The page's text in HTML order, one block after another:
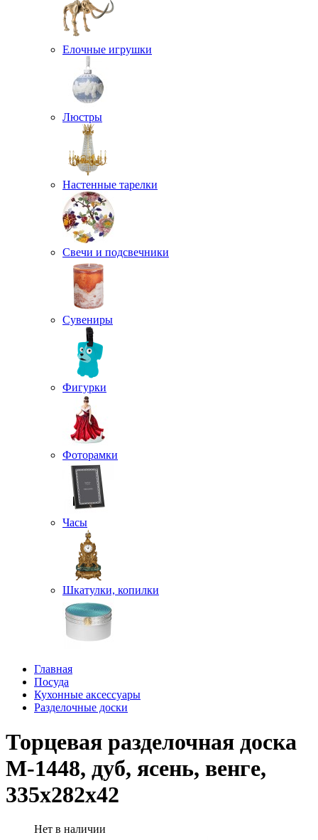
Елочные игрушки
Люстры
Настенные тарелки
Свечи и подсвечники
Сувениры
Фигурки
Фоторамки
Часы
Шкатулки, копилки
Главная
Посуда
Кухонные аксессуары
Разделочные доски
Торцевая разделочная доска
М-1448, дуб, ясень, венге,
335х282х42
Нет в наличии